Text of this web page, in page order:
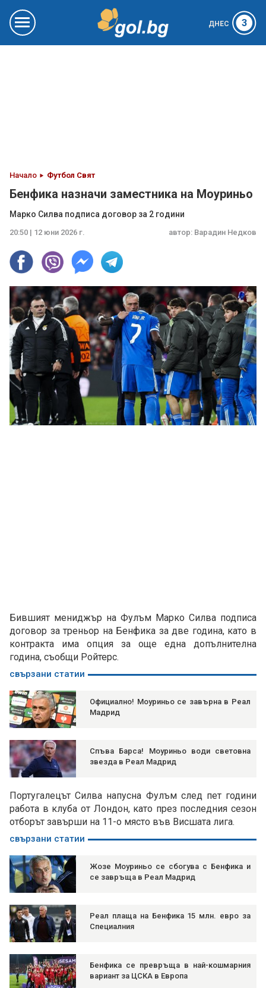
ДНЕС 3
Начало Футбол Свят
Бенфика назначи заместника на Моуриньо
Марко Силва подписа договор за 2 години
20:50 | 12 юни 2026 г. автор: Варадин Недков
Бившият мениджър на Фулъм Марко Силва подписа
договор за треньор на Бенфика за две година, като в
контракта има опция за още една допълнителна
година, съобщи Ройтерс.
свързани статии
Официално! Моуриньо се завърна в Реал
Мадрид
Спъва Барса! Моуриньо води световна
звезда в Реал Мадрид
Португалецът Силва напусна Фулъм след пет години
работа в клуба от Лондон, като през последния сезон
отборът завърши на 11-о място във Висшата лига.
свързани статии
Жозе Моуриньо се сбогува с Бенфика и
се завръща в Реал Мадрид
Реал плаща на Бенфика 15 млн. евро за
Специалния
Бенфика се превръща в най-кошмарния
вариант за ЦСКА в Европа